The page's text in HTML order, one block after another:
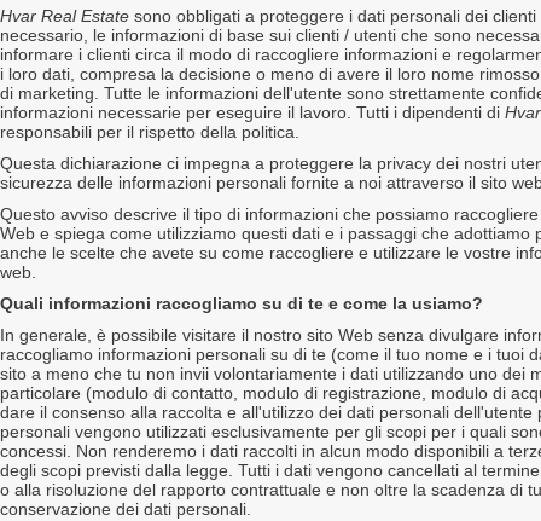
Hvar Real Estate sono obbligati a proteggere i dati personali dei
necessario, le informazioni di base sui clienti / utenti che sono
informare i clienti circa il modo di raccogliere informazioni e
i loro dati, compresa la decisione o meno di avere il loro nome
di marketing. Tutte le informazioni dell'utente sono strettamente
informazioni necessarie per eseguire il lavoro. Tutti i dipendenti di
responsabili per il rispetto della politica.
Questa dichiarazione ci impegna a proteggere la privacy dei nostri
sicurezza delle informazioni personali fornite a noi attraverso il sito
Questo avviso descrive il tipo di informazioni che possiamo
Web e spiega come utilizziamo questi dati e i passaggi che adottiamo
anche le scelte che avete su come raccogliere e utilizzare le vostre
web.
Quali informazioni raccogliamo su di te e come la usiamo?
In generale, è possibile visitare il nostro sito Web senza divulgare
raccogliamo informazioni personali su di te (come il tuo nome e i tuoi
sito a meno che tu non invii volontariamente i dati utilizzando uno dei
particolare (modulo di contatto, modulo di registrazione, modulo di
dare il consenso alla raccolta e all'utilizzo dei dati personali dell'utente
personali vengono utilizzati esclusivamente per gli scopi per i quali
concessi. Non renderemo i dati raccolti in alcun modo disponibili a
degli scopi previsti dalla legge. Tutti i dati vengono cancellati al
o alla risoluzione del rapporto contrattuale e non oltre la scadenza di
conservazione dei dati personali.